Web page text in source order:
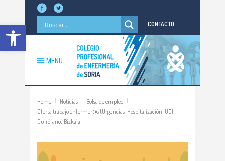
Abrir barra de herramientas CONTACTO
MENU
Home Noticias
Bolsa de empleo
Oferta trabajo enfermer@s (Urgencias-Hospitalización-UCI-
Quirófano) Bizkaia